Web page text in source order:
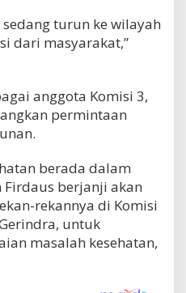
turun ke wilayah
dari masyarakat,”
anggota Komisi 3,
permintaan
berada dalam
Firdaus berjanji akan
rekannya di Komisi
untuk
masalah kesehatan,